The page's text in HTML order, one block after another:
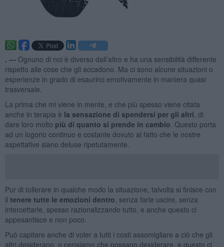
. — Ognuno di noi è diverso dall’altro e ha una sensibilità differente
rispetto alle cose che gli accadono. Ma ci sono alcune situazioni o
esperienze in grado di esaurirci emotivamente in maniera quasi
trasversale.
La prima che mi viene in mente, e che più spesso viene citata
anche in terapia è la sensazione di spendersi per gli altri , di
dare loro molto più di quanto si prende in cambio . Questo porta
ad un logorio continuo e costante dovuto al fatto che le nostre
aspettative siano deluse ripetutamente.
Pur di tollerare in qualche modo la situazione, talvolta si finisce con
il tenere tutte le emozioni dentro , senza farle uscire, senza
intercettarle, spesso razionalizzando tutto, e anche questo ci
appesantisce e non poco.
Può capitare anche di voler a tutti i costi assomigliare a ciò che gli
altri desiderano, o pensiamo che possano desiderare, e questo ci